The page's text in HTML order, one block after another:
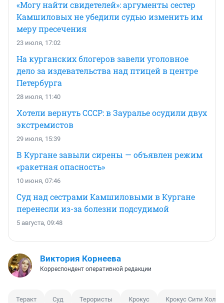
«Могу найти свидетелей»: аргументы сестер
Камшиловых не убедили судью изменить им
меру пресечения
23 июля, 17:02
На курганских блогеров завели уголовное
дело за издевательства над птицей в центре
Петербурга
28 июля, 11:40
Хотели вернуть СССР: в Зауралье осудили двух
экстремистов
29 июля, 15:39
В Кургане завыли сирены — объявлен режим
«ракетная опасность»
10 июня, 07:46
Суд над сестрами Камшиловыми в Кургане
перенесли из-за болезни подсудимой
5 августа, 09:48
Виктория Корнеева
Корреспондент оперативной редакции
Теракт Суд Терористы Крокус Крокус Сити Холл